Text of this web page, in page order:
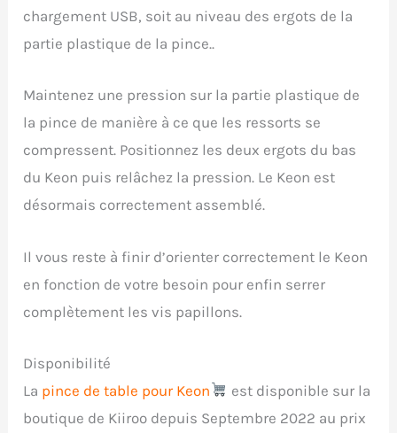
chargement USB, soit au niveau des ergots de la
partie plastique de la pince..
Maintenez une pression sur la partie plastique de
la pince de manière à ce que les ressorts se
compressent. Positionnez les deux ergots du bas
du Keon puis relâchez la pression. Le Keon est
désormais correctement assemblé.
Il vous reste à finir d’orienter correctement le Keon
en fonction de votre besoin pour enfin serrer
complètement les vis papillons.
Disponibilité
La pince de table pour Keon
est disponible sur la
boutique de Kiiroo depuis Septembre 2022 au prix